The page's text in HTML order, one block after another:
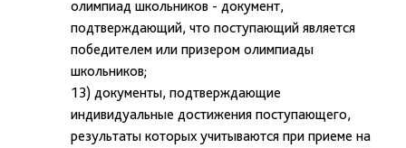
олимпиад школьников - документ,
подтверждающий, что поступающий является
победителем или призером олимпиады
школьников;
13) документы, подтверждающие
индивидуальные достижения поступающего,
результаты которых учитываются при приеме на